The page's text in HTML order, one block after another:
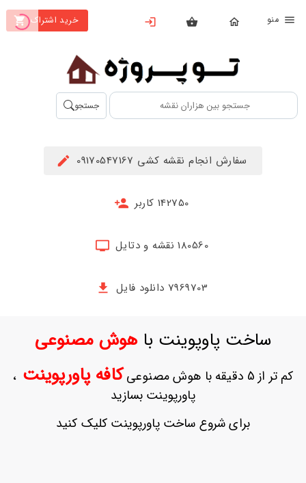
خرید اشتراک
بستن
محصولات
تهیه
اشتراک
حساب
ثبت
بازیابی
جستجو
سفارش انجام نقشه کشی 09170547167
142750 کاربر
180560 نقشه و دتایل
7969703 دانلود فایل
ساخت پاوپوینت باهوش مصنوعی
کم تر از 5 دقیقه با هوش مصنوعی کافه پاورپوینت ،
پاورپوینت بسازید
برای شروع ساخت پاورپوینت کلیک کنید